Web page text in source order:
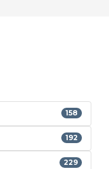
158
192
229